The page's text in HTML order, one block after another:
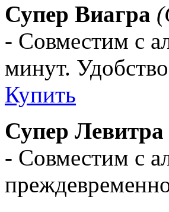
Супер Виагра
- Совместим с
минут.
Купить
Супер Левитра
- Совместим с